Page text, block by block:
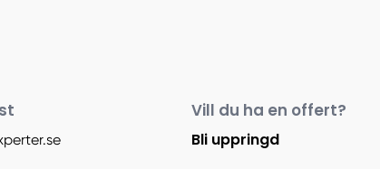
Vill du ha en offert?
Bli uppringd